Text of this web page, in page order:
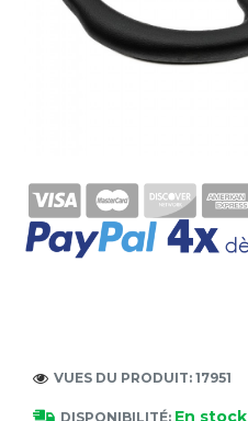
DISPONIBILITÉ: En stock
VUES DU PRODUIT: 17951